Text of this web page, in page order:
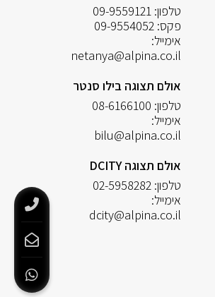
טלפון: 09-9559121
פקס: 09-9554052
אימייל:
netanya@alpina.co.il
אולם תצוגה בילו סנטר
טלפון: 08-6166100
אימייל:
bilu@alpina.co.il
אולם תצוגה DCITY
טלפון: 02-5958282
אימייל:
dcity@alpina.co.il